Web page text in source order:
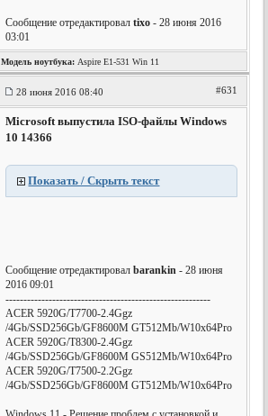
Сообщение отредактировалtixo - 28 июня 2016
03:01
Модель ноутбука: Aspire E1-531 Win 11
28 июня 2016 08:40 #631
Microsoft выпустила ISO-файлы Windows
10 14366
Показать / Скрыть текст
Сообщение отредактировалbarankin - 28 июня
2016 09:01
---------------------------------------------------------
ACER 5920G/T7700-2.4Ggz
/4Gb/SSD256Gb/GF8600M GT512Mb/W10x64Pro
ACER 5920G/T8300-2.4Ggz
/4Gb/SSD256Gb/GF8600M GS512Mb/W10x64Pro
ACER 5920G/T7500-2.2Ggz
/4Gb/SSD256Gb/GF8600M GT512Mb/W10x64Pro